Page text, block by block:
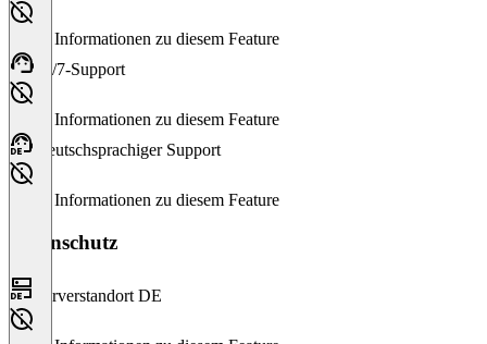
Keine Informationen zu diesem Feature
24/7-Support
Keine Informationen zu diesem Feature
Deutschsprachiger Support
Keine Informationen zu diesem Feature
Datenschutz
Serverstandort DE